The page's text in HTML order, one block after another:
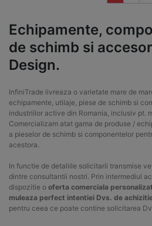
Echipamente,
de schimb si
Design.
InfiniTrade livreaza o varietate mare de
echipamente, utilaje, piese de schimb si
industriilor active din Romania, inclusiv pt.
Comercializam atat gama de produse /
a pieselor de schimb si componentelor
acestora.
In functie de detaliile solicitarii transmise
dintre consultantii nostri. Prin intermediul
dispozitie o oferta comerciala
muleaza perfect intentiei Dvs. de
pentru ceea ce poate contine solicitarea